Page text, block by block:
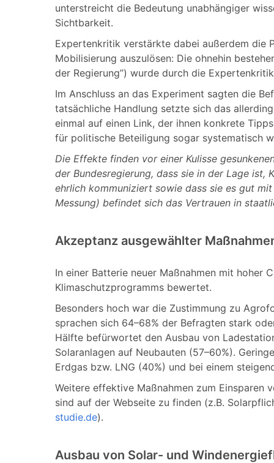
unterstreicht die Bedeutung unabhängiger
Sichtbarkeit.
Expertenkritik verstärkte dabei außerdem die
Mobilisierung auszulösen: Die ohnehin
der Regierung”) wurde durch die
Im Anschluss an das Experiment sagten die
tatsächliche Handlung setzte sich das
einmal auf einen Link, der ihnen konkrete
für politische Beteiligung sogar systematisch
Die Effekte finden vor einer Kulisse
der Bundesregierung, dass sie in der Lage ist,
ehrlich kommuniziert sowie dass sie es gut
Messung) befindet sich das Vertrauen in
Akzeptanz ausgewählter
In einer Batterie neuer Maßnahmen mit hoher
Klimaschutzprogramms bewertet.
Besonders hoch war die Zustimmung zu
sprachen sich 64–68% der Befragten stark
Hälfte befürwortet den Ausbau von
Solaranlagen auf Neubauten (57–60%).
Erdgas bzw. LNG (40%) und bei einem
Weitere effektive Maßnahmen zum Einsparen
sind auf der Webseite zu finden (z.B.
studie.de).
Ausbau von Solar- und